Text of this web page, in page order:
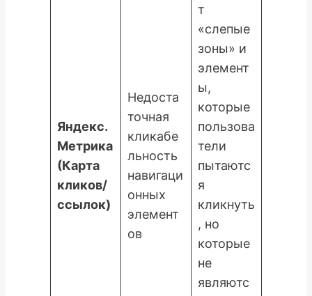
Яндекс.
Метрика
(Карта
кликов/
ссылок)
Недоста
точная
кликабе
льность
навигаци
онных
элемент
ов
т
«слепые
зоны» и
элемент
ы,
которые
пользова
тели
пытаютс
я
кликнуть
, но
которые
не
являютс